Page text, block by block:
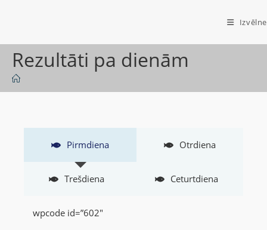
Izvēlne
Rezultāti pa dienām
Pirmdiena Otrdiena
Trešdiena Ceturtdiena
wpcode id=”602″